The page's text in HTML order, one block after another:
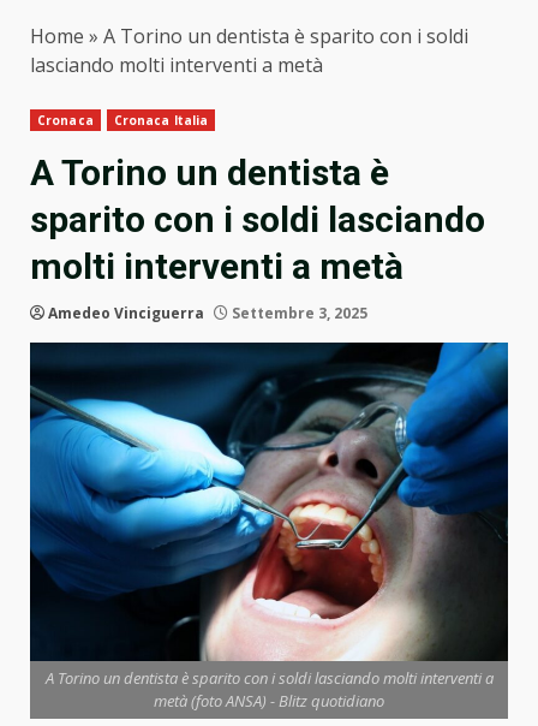
Home » A Torino un dentista è sparito con i soldi
lasciando molti interventi a metà
Cronaca Cronaca Italia
A Torino un dentista è
sparito con i soldi lasciando
molti interventi a metà
Amedeo Vinciguerra Settembre 3, 2025
A Torino un dentista è sparito con i soldi lasciando molti interventi a
metà (foto ANSA) - Blitz quotidiano